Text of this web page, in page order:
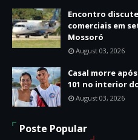
Encontro
comerciais em
Mossoró
August 03, 2026
Casal morre
101 no interior
August 03, 2026
Poste Popular